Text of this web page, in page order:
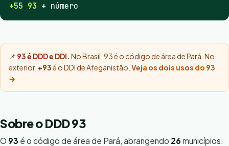
+55 93 + número
📌 93 é DDD e DDI. No Brasil, 93 é o código de área de Pará. No
exterior, +93é o DDI de Afeganistão. Veja os dois usos do 93
→
Sobre o DDD 93
O 93 é o código de área de Pará, abrangendo 26 municípios.